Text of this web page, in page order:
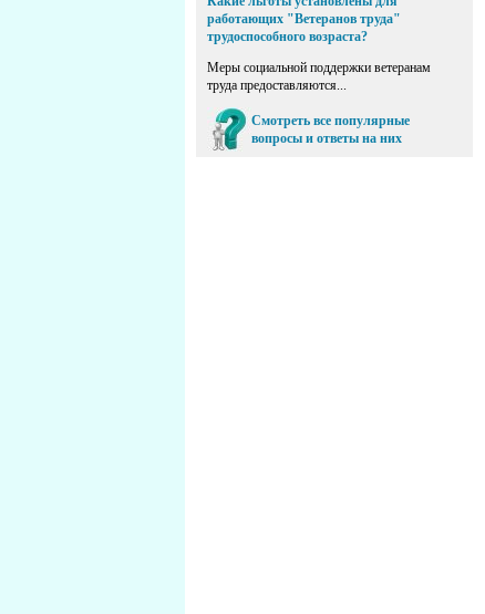
работающих "Ветеранов труда"
трудоспособного возраста?
Меры социальной поддержки ветеранам
труда предоставляются...
Смотреть все популярные
вопросы и ответы на них